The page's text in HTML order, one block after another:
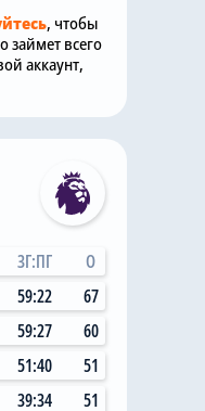
, чтобы
займет всего
аккаунт,
ЗГ:ПГ
О
59:22
67
59:27
60
51:40
51
39:34
51